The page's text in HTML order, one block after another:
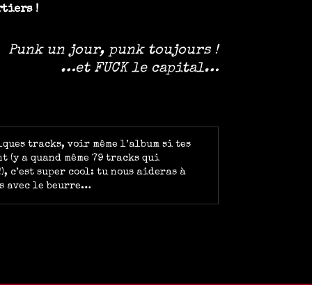
!
Punk un jour, punk toujours !
…et FUCK le capital…
tracks, voir même l’album si tes
a quand même 79 tracks qui
c’est super cool: tu nous aideras à
avec le beurre…